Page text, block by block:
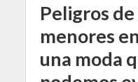
Peligros
menores
una moda